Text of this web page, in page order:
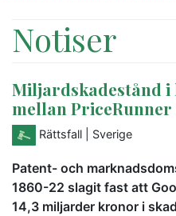
Notiser
Miljardskadestånd
mellan PriceRunner
Rättsfall | Sverige
Patent- och
1860-22 slagit fast att
14,3 miljarder kronor i